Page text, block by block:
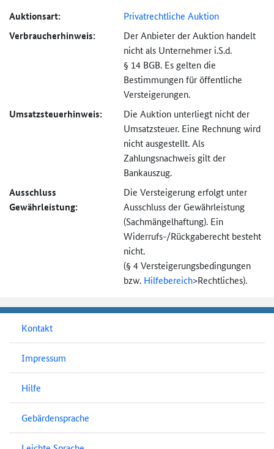
Auktionsart: Privatrechtliche Auktion
Verbraucher­hinweis:
Der Anbieter der Auktion handelt
nicht als Unternehmer i.S.d.
§ 14 BGB. Es gelten die
Bestimmungen für öffentliche
Versteigerungen.
Umsatzsteuer­hinweis:
Die Auktion unterliegt nicht der
Umsatzsteuer. Eine Rechnung wird
nicht ausgestellt. Als
Zahlungsnachweis gilt der
Bankauszug.
Ausschluss
Gewährleistung:
Die Versteigerung erfolgt unter
Ausschluss der Gewährleistung
(Sachmängel­haftung). Ein
Widerrufs-/Rückgaberecht besteht
nicht.
(§ 4 Versteigerungs­bedingungen
bzw. Hilfebereich>Rechtliches).
Kontakt
Impressum
Hilfe
Gebärdensprache